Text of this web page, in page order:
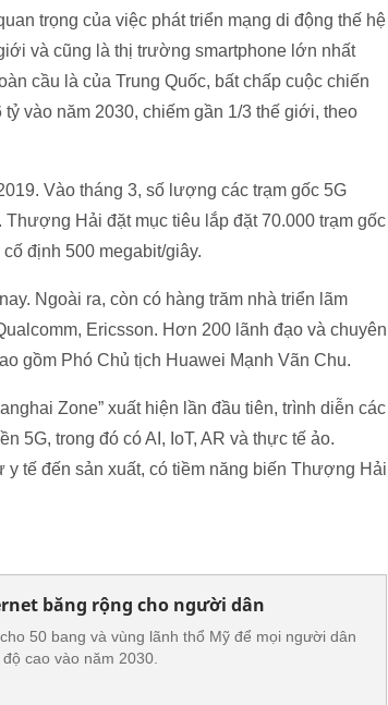
trọng của việc phát triển mạng di động thế hệ
và cũng là thị trường smartphone lớn nhất
cầu là của Trung Quốc, bất chấp cuộc chiến
vào năm 2030, chiếm gần 1/3 thế giới, theo
Vào tháng 3, số lượng các trạm gốc 5G
Hải đặt mục tiêu lắp đặt 70.000 trạm gốc
định 500 megabit/giây.
Ngoài ra, còn có hàng trăm nhà triển lãm
Ericsson. Hơn 200 lãnh đạo và chuyên
gồm Phó Chủ tịch Huawei Mạnh Vãn Chu.
Zone” xuất hiện lần đầu tiên, trình diễn các
5G, trong đó có AI, IoT, AR và thực tế ảo.
tế đến sản xuất, có tiềm năng biến Thượng Hải
băng rộng cho người dân
50 bang và vùng lãnh thổ Mỹ để mọi người dân
cao vào năm 2030.